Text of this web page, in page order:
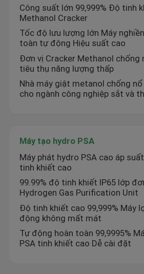
Máy lọc khí nitơ
Chất giòn metanol
Máy tạo hydro PSA
Máy nén khí
máy phát điện nitơ mô-đun
Máy tạo oxy mô-đun
Công suất lớn 99,999% Độ tinh
Methanol Cracker
Tốc độ lưu lượng lớn Máy
toàn tự động Hiệu suất cao
Đơn vị Cracker Methanol chống
tiêu thụ năng lượng thấp
Nhà máy giật metanol chống
cho ngành công nghiệp sắt và
Máy tạo hydro PSA
Máy phát hydro PSA cao áp
tinh khiết cao
99.99% độ tinh khiết IP65 lớp
Hydrogen Gas Purification Unit
Độ tinh khiết cao 99,999% Máy
động không mất mát
Tự động hoàn toàn 99,9995%
PSA tinh khiết cao Dễ cài đặt